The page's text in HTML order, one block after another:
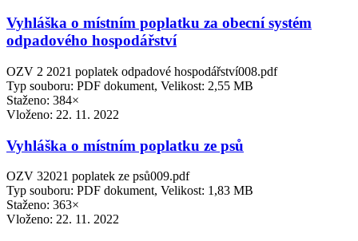
Vyhláška o místním poplatku za obecní systém
odpadového hospodářství
OZV 2 2021 poplatek odpadové hospodářství008.pdf
Typ souboru: PDF dokument, Velikost: 2,55 MB
Staženo: 384×
Vloženo: 22. 11. 2022
Vyhláška o místním poplatku ze psů
OZV 32021 poplatek ze psů009.pdf
Typ souboru: PDF dokument, Velikost: 1,83 MB
Staženo: 363×
Vloženo: 22. 11. 2022